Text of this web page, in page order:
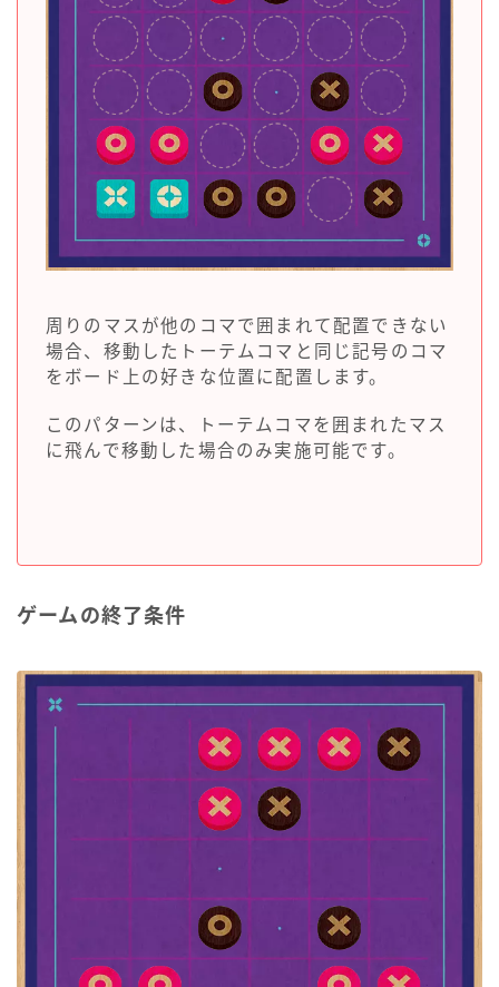
周りのマスが他のコマで囲まれて配置できない
場合、移動したトーテムコマと同じ記号のコマ
をボード上の好きな位置に配置します。
このパターンは、トーテムコマを囲まれたマス
に飛んで移動した場合のみ実施可能です。
ゲームの終了条件